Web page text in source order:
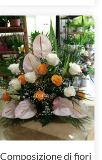
Composizione di fiori